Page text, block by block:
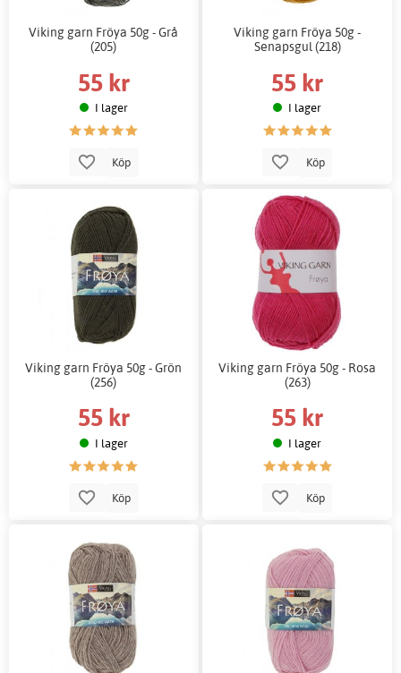
Viking garn Fröya 50g - Grå
(205)
55 kr
I lager
Köp
Viking garn Fröya 50g -
Senapsgul (218)
55 kr
I lager
Köp
Viking garn Fröya 50g - Grön
(256)
55 kr
I lager
Köp
Viking garn Fröya 50g - Rosa
(263)
55 kr
I lager
Köp